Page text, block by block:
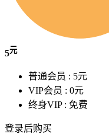
5元
普通会员 : 5元
VIP会员 : 0元
终身VIP : 免费
登录后购买